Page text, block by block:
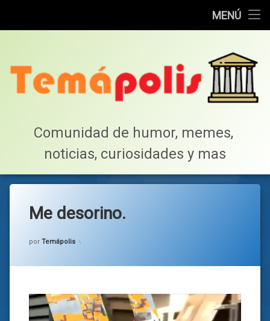
MENÚ
Lista de Megapost
Tabla de puntos
Comunidad de humor, memes,
noticias, curiosidades y mas
Me desorino.
por Temápolis